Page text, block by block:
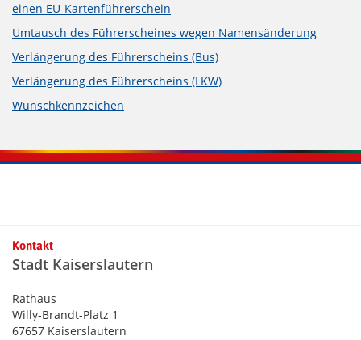
einen EU-Kartenführerschein
Umtausch des Führerscheines wegen Namensänderung
Verlängerung des Führerscheins (Bus)
Verlängerung des Führerscheins (LKW)
Wunschkennzeichen
Kontaktinformationen und Weiterführendes
Kontakt
Stadt Kaiserslautern
Rathaus
Willy-Brandt-Platz 1
67657 Kaiserslautern